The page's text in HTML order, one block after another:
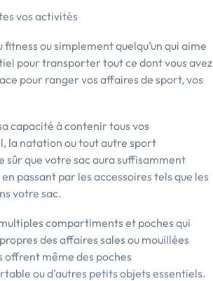
vos activités
ou simplement quelqu’un qui aime
pour transporter tout ce dont vous avez
pour ranger vos affaires de sport, vos
capacité à contenir tous vos
la natation ou tout autre sport
sûr que votre sac aura suffisamment
passant par les accessoires tels que les
votre sac.
compartiments et poches qui
des affaires sales ou mouillées
offrent même des poches
ou d’autres petits objets essentiels.